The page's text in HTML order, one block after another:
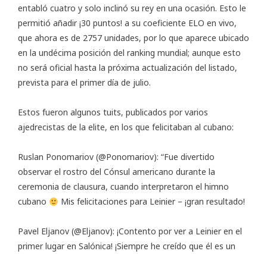
entabló cuatro y solo inclinó su rey en una ocasión. Esto le
permitió añadir ¡30 puntos! a su coeficiente ELO en vivo,
que ahora es de 2757 unidades, por lo que aparece ubicado
en la undécima posición del ranking mundial; aunque esto
no será oficial hasta la próxima actualización del listado,
prevista para el primer día de julio.
Estos fueron algunos tuits, publicados por varios
ajedrecistas de la elite, en los que felicitaban al cubano:
Ruslan Ponomariov (@Ponomariov): “Fue divertido
observar el rostro del Cónsul americano durante la
ceremonia de clausura, cuando interpretaron el himno
cubano
Mis felicitaciones para Leinier – ¡gran resultado!
Pavel Eljanov (@Eljanov): ¡Contento por ver a Leinier en el
primer lugar en Salónica! ¡Siempre he creído que él es un